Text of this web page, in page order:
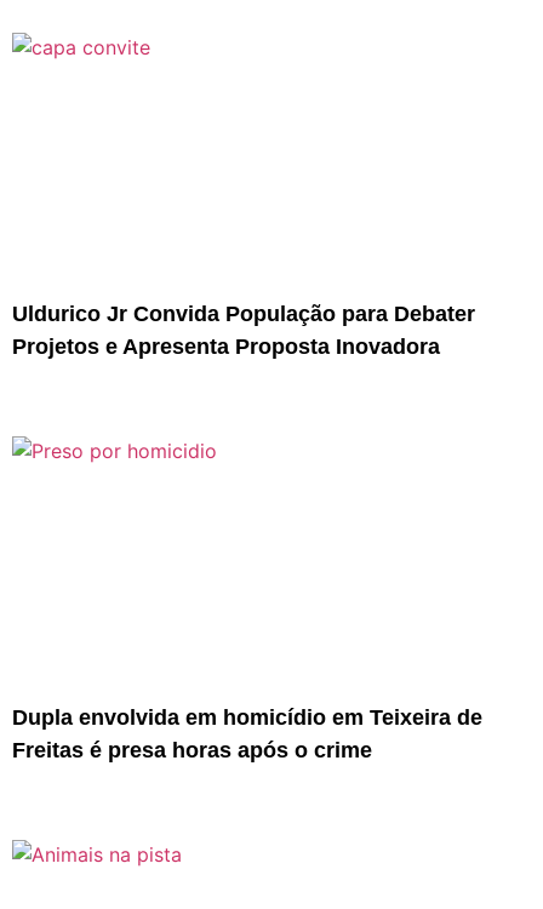
Uldurico Jr Convida População para Debater
Projetos e Apresenta Proposta Inovadora
Dupla envolvida em homicídio em Teixeira de
Freitas é presa horas após o crime